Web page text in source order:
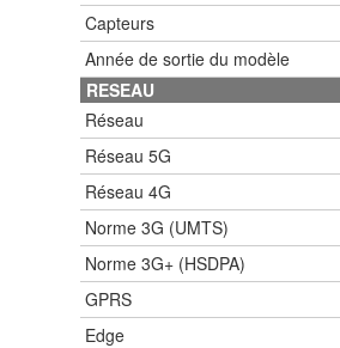
Capteurs
Année de sortie du modèle
RESEAU
Réseau
Réseau 5G
Réseau 4G
Norme 3G (UMTS)
Norme 3G+ (HSDPA)
GPRS
Edge